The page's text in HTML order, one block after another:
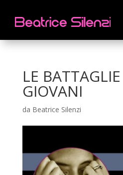
LE
GIOVANI
da Beatrice Silenzi